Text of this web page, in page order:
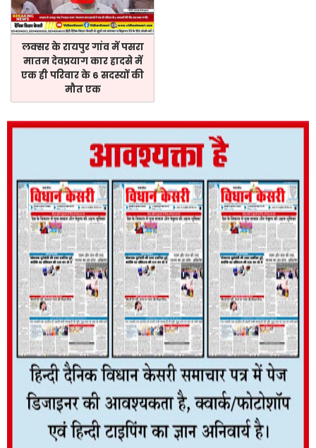
लक्सर के रायपुर गांव में पसरा
मातम देवप्रयाग कार हादसे में
एक ही परिवार के 6 सदस्यों की
मौत एक